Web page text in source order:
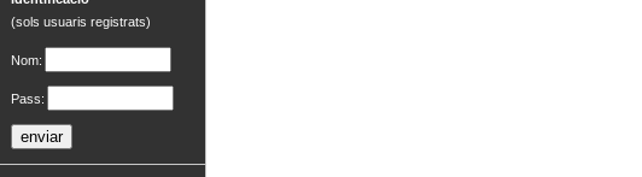
(sols usuaris registrats)
Nom:
Pass: